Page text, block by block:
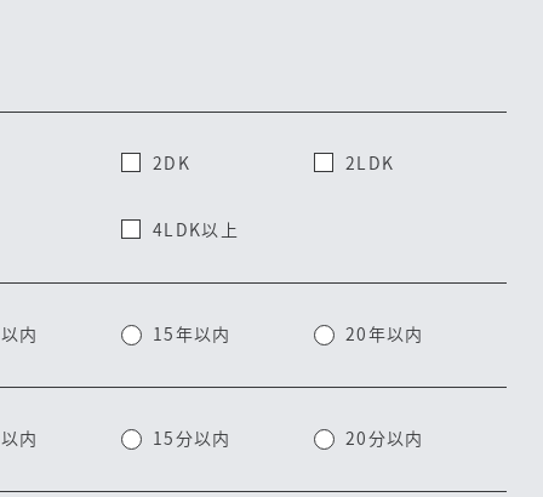
登録情報
2DK 2LDK
4LDK以上
内 15年以内 20年以内
内 15分以内 20分以内